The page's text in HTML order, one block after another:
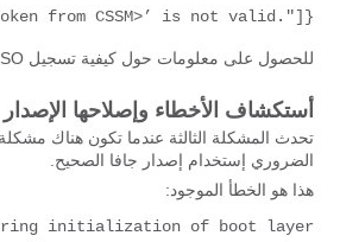
from CSSM>’ is not valid."]}
للحصول على معلومات حول كيفية تسجيل NSO مع HTTPS، ارجع إلى
أستكشاف الأخطاء وإصلاحها الإصدار 3
الضروري إستخدام إصدار جافا الصحيح.
هذا هو الخطأ الموجود: